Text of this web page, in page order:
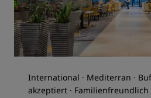
International · Mediterran ·
akzeptiert · Familienfreundlich